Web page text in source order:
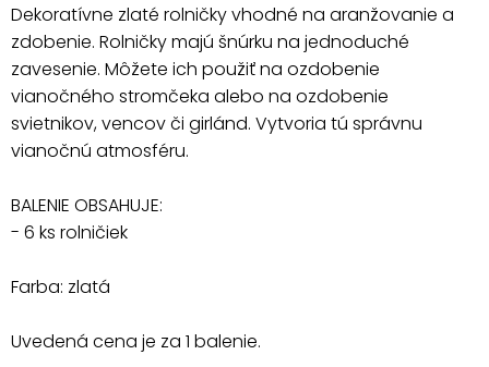
Dekoratívne zlaté rolničky vhodné na aranžovanie a
zdobenie. Rolničky majú šnúrku na jednoduché
zavesenie. Môžete ich použiť na ozdobenie
vianočného stromčeka alebo na ozdobenie
svietnikov, vencov či girlánd. Vytvoria tú správnu
vianočnú atmosféru.
BALENIE OBSAHUJE:
- 6 ks rolničiek
Farba: zlatá
Uvedená cena je za 1 balenie.